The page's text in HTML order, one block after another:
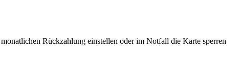
Rückzahlung einstellen oder im Notfall die Karte sperren